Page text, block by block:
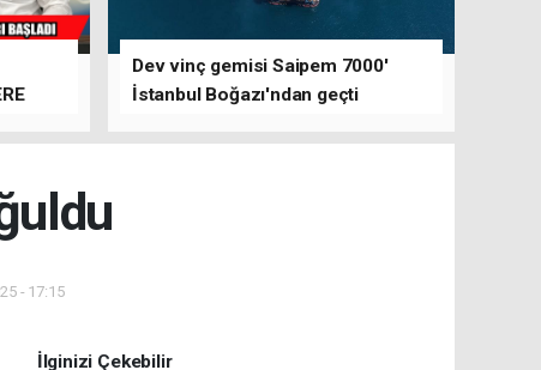
Dev vinç gemisi Saipem 7000'
İstanbul Boğazı'ndan geçti
- 17:15
İlginizi Çekebilir